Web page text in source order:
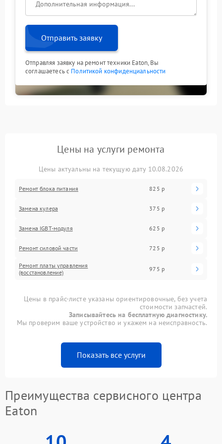
Отправить заявку
Отправляя заявку на ремонт техники Eaton, Вы
соглашаетесь с Политикой конфиденциальности
Цены на услуги ремонта
Цены актуальны на текущую дату 10.08.2026
Ремонт блока питания 825 р
Замена кулера 375 р
Замена IGBT-модуля 625 р
Ремонт силовой части 725 р
Ремонт платы управления
(восстановление)
975 р
Цены в прайс-листе указаны ориентировочные, без учета
стоимости запчастей.
Записывайтесь на бесплатную диагностику.
Мы проверим ваше устройство и укажем на неисправность.
Показать все услуги
Преимущества сервисного центра
Eaton